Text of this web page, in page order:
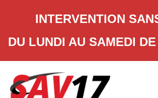
INTERVENTION
DU LUNDI AU SAMEDI
content